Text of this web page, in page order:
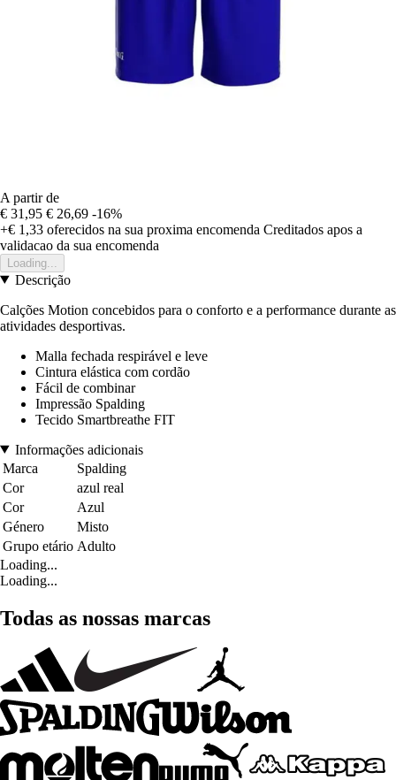
A partir de
€ 31,95 € 26,69 -16%
+€ 1,33 oferecidos na sua proxima encomenda Creditados apos a
validacao da sua encomenda
Loading...
Descrição
Calções Motion concebidos para o conforto e a performance durante as
atividades desportivas.
Malla fechada respirável e leve
Cintura elástica com cordão
Fácil de combinar
Impressão Spalding
Tecido Smartbreathe FIT
Informações adicionais
Marca
Spalding
Cor
azul real
Cor
Azul
Género
Misto
Grupo etário Adulto
Loading...
Loading...
Todas as nossas marcas